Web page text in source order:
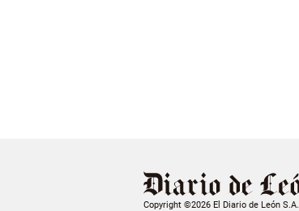
Copyright ©2026 El Diario de León S.A.